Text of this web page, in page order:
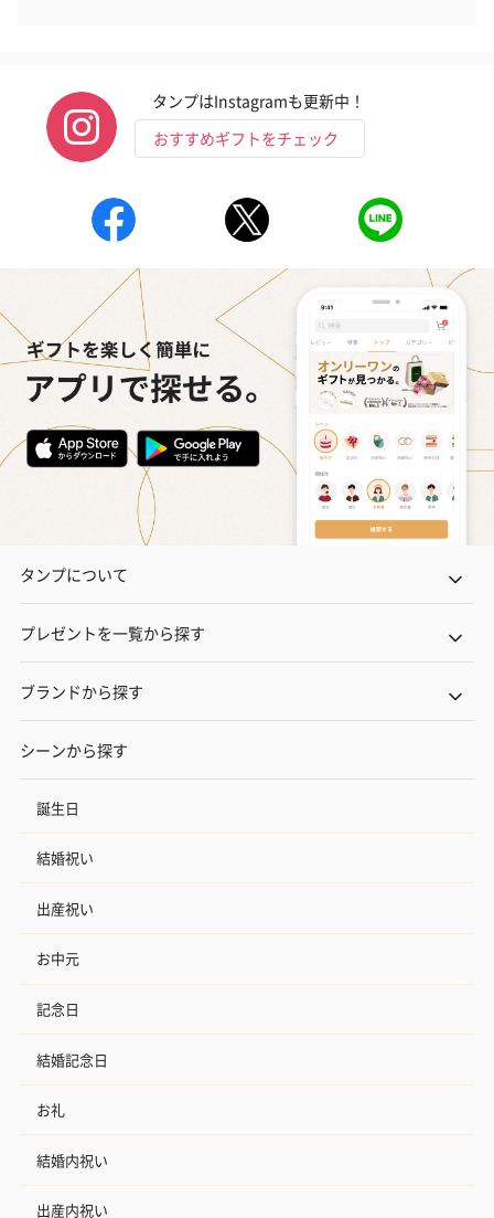
かき氷入浴剤4点セット
（ブルー）（748円）
かき氷入浴剤4点セット
（イエロー）（748円）
ハンドタオル・ハンカチ
ハンドタオル・ハンカチを同梱してお届けいたします。ギフトへ
の＋αにおすすめです。
ンク）（1,760円）
ワイト）（
キャンドル・お香
キャンドル・お香を同梱してお届けいたします。
フラッグカプセル：イ
ンセンススティック
（END）（880円）
フラッグカプセル：イ
（St.OSMANTHUS）
ショートイン
（880円）
お酒
※20歳未満の方への酒類の販売はいたしません。
タンプはInstagramも更新中！
おすすめギフトをチェック
タンプについて
プレゼントを一覧から探す
ブランドから探す
シーンから探す
誕生日
結婚祝い
出産祝い
お中元
記念日
結婚記念日
お礼
結婚内祝い
出産内祝い